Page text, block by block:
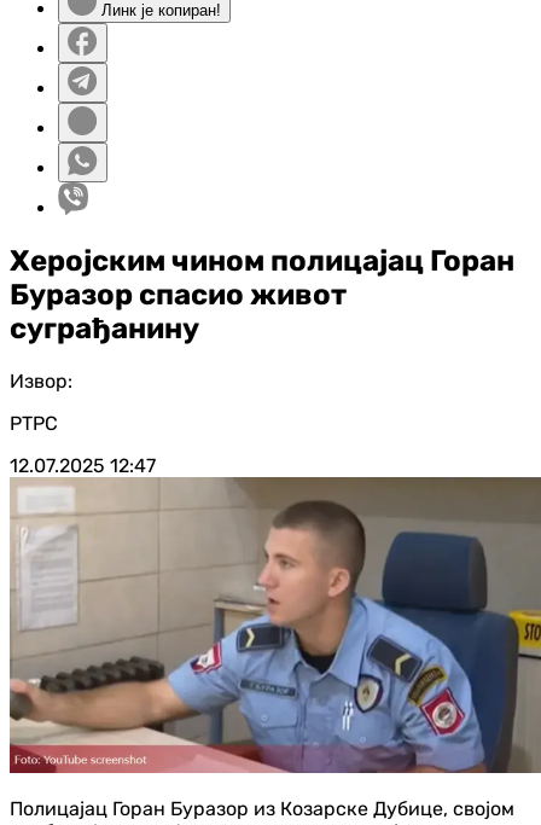
Линк је копиран!
Херојским чином полицајац Горан
Буразор спасио живот
суграђанину
Извор:
РТРС
12.07.2025 12:47
Полицајац Горан Буразор из Козарске Дубице, својом